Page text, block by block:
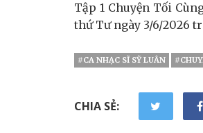
Tập 1 Chuyện Tối
thứ Tư ngày 3/6/2026
#CA NHẠC SĨ SỸ LUÂN
CHIA SẺ: